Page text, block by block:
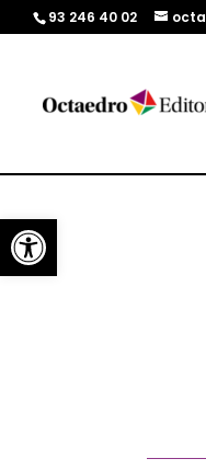
Abrir barra de herramientas
93 246 40 02